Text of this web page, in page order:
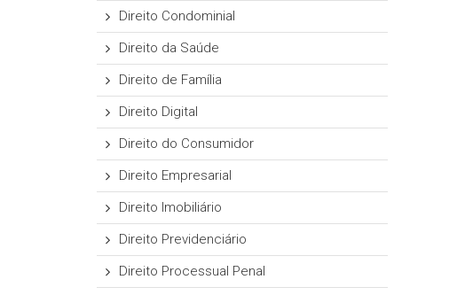
Direito Condominial
Direito da Saúde
Direito de Família
Direito Digital
Direito do Consumidor
Direito Empresarial
Direito Imobiliário
Direito Previdenciário
Direito Processual Penal